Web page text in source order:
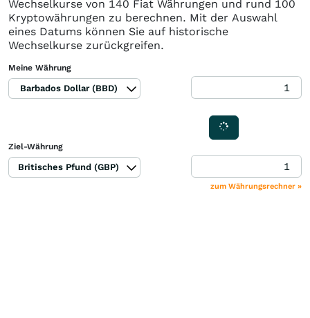
Wechselkurse von 140 Fiat Währungen und rund 100
Kryptowährungen zu berechnen. Mit der Auswahl
eines Datums können Sie auf historische
Wechselkurse zurückgreifen.
Meine Währung
Barbados Dollar (BBD)
Ziel-Währung
Britisches Pfund (GBP)
zum Währungsrechner »